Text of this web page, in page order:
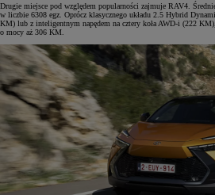
Drugie miejsce pod względem popularności zajmuje RAV4.
w liczbie 6308 egz. Oprócz klasycznego układu 2.5 Hybrid
KM) lub z inteligentnym napędem na cztery koła AWD-i (222
o mocy aż 306 KM.